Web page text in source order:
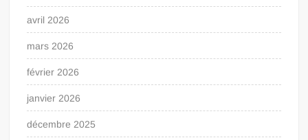
avril 2026
mars 2026
février 2026
janvier 2026
décembre 2025